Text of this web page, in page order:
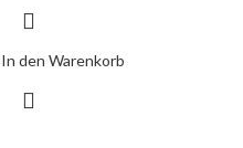
In den Warenkorb